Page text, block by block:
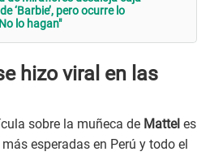
‘Barbie’, pero ocurre lo
lo hagan"
hizo viral en las
sobre la muñeca de Mattel es
esperadas en Perú y todo el